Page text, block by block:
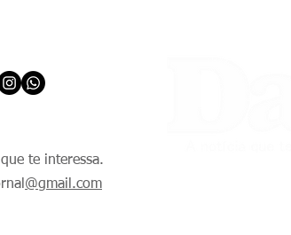
te interessa.
@gmail.com